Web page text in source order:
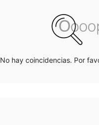
No hay coincidencias. Por